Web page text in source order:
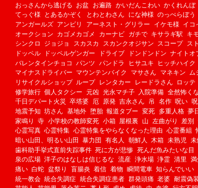
おっさんから逃げる お盆 お遍路 かいだんこわい かくれんぼ
てっぐ様
とあるかぞく とわとわさん にな神様 のっぺらぼう
アンガールズ アンビリ アーネスト・グリラー イケモ様 イコ
オークション カゴメカゴメ カーナビ ガチで キサラギ駅 キ
シンクロ
ジョジョ スカスカ スカンクオジサン スコープ ス
ドッペル
ドッペルゲンガー ドライブ ドンドンドン ナイトオ
バレンタインチョコ
パンツ パンドラ ヒサユキ ヒッチハイク
マイナスドライバー マウンテンバイク マサさん マネキン ム
リサイクルショップ ループ レンタカー レードラさん ロッテ
修学旅行 個人タクシー 元凶 光永マチ子 入院準備 全然怖く
千日デパート火災
卒塔婆 厄 原発 吉永さん 吊 名作 呪い
地震予知 坊さん 基地外 堕胎 報道タブー 変死 多重人格 夢
家鳴り
寺 小学校の教師変死 小箱 屋根裏 山 左曲がり 差別
心霊写真 心霊特集 心霊特集をやらなくなった理由 心霊番組
暗い山田、明るい山田
暴力団 有名人 朝鮮人 木箱 未熟児
歯科助手挙式直前失踪事件 死に方が悲惨 死んだ魚みたいな目
泉の広場 洋子のはなしは信じるな 流産 浄水場 浄霊 清里 満
痛い 白蛇 盆祭り 盲腸炎 着信 着物 瞬間電車 知らんでいい
統一教会 統合失調症 統合失調症患者 群発頭痛 老婆 耐震偽